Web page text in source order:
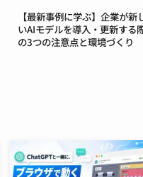
【最新事例に学ぶ】企業が新
いAIモデルを導入・更新する
の3つの注意点と環境づくり